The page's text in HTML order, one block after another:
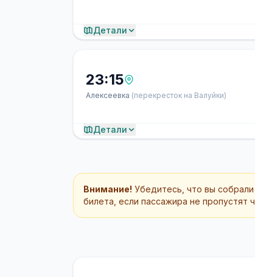
Детали
23:15
Алексеевка (перекресток на Валуйки)
Детали
Внимание! Убедитесь, что вы
билета, если пассажира не пропустят